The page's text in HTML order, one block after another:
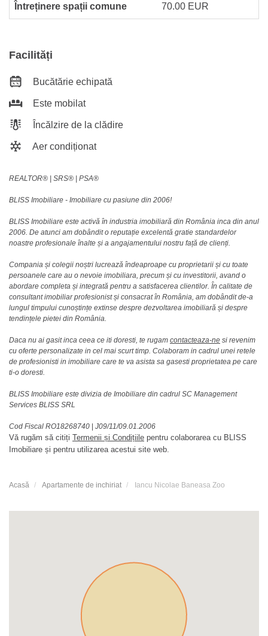
Întreținere spații comune 70.00 EUR
Facilități
Bucătărie echipată
Este mobilat
Încălzire de la clădire
Aer condiționat
REALTOR®️ | SRS®️ | PSA®️
BLISS Imobiliare - Imobiliare cu pasiune din 2006!
BLISS Imobiliare este activă în industria imobiliară din România inca din anul
2006. De atunci am dobândit o reputație excelentă gratie standardelor
noastre profesionale înalte și a angajamentului nostru față de clienți.
Compania și colegii noștri lucrează îndeaproape cu proprietarii și cu toate
persoanele care au o nevoie imobiliara, precum și cu investitorii, avand o
abordare completa și integrată pentru a satisfacerea clientilor. În calitate de
consultant imobiliar profesionist și consacrat în România, am dobândit de-a
lungul timpului cunoștințe extinse despre dezvoltarea imobiliară și despre
tendințele pietei din România.
Daca nu ai gasit inca ceea ce iti doresti, te rugam contacteaza-ne si revenim
cu oferte personalizate in cel mai scurt timp. Colaboram in cadrul unei retele
de profesionisti in imobiliare care te va asista sa gasesti proprietatea pe care
ti-o doresti.
BLISS Imobiliare este divizia de Imobiliare din cadrul SC Management
Services BLISS SRL
Cod Fiscal RO18268740 | J09/11/09.01.2006
Vă rugăm să citiți Termenii și Condițiile pentru colaborarea cu BLISS
Imobiliare și pentru utilizarea acestui site web.
Acasă Apartamente de inchiriat Iancu Nicolae Baneasa Zoo